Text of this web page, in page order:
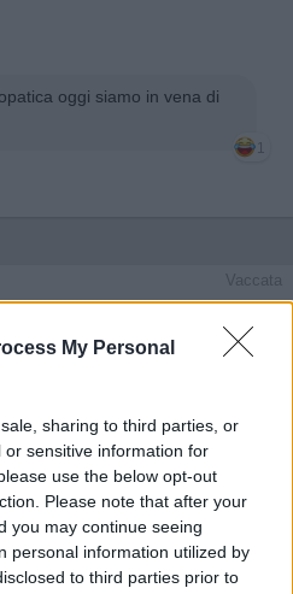
My Personal
sharing to third parties, or
sensitive information for
use the below opt-out
Please note that after your
you may continue seeing
personal information utilized by
to third parties prior to
oggi siamo in vena di
1
Vaccata
🙋🏼🦧